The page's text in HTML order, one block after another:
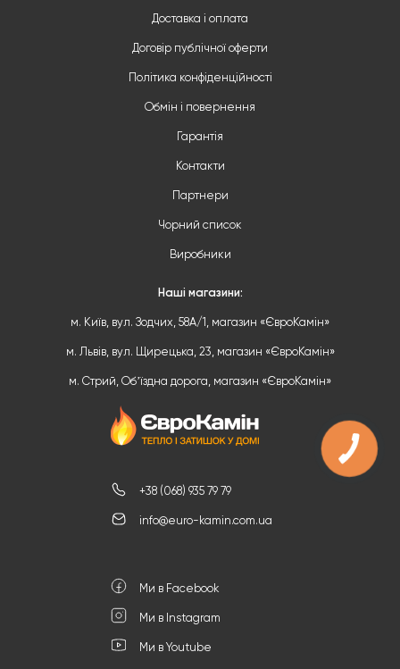
+38 (068) 935 79 79
info@euro-kamin.com.ua
Ми в Facebook
Ми в Instagram
Ми в Youtube
Доставка і оплата
Договір публічної оферти
Політика конфіденційності
Обмін і повернення
Гарантія
Контакти
Партнери
Чорний список
Виробники
Наші магазини:
м. Київ, вул. Зодчих, 58А/1, магазин «ЄвроКамін»
м. Львів, вул. Щирецька, 23, магазин «ЄвроКамін»
м. Стрий, Обʼїздна дорога, магазин «ЄвроКамін»